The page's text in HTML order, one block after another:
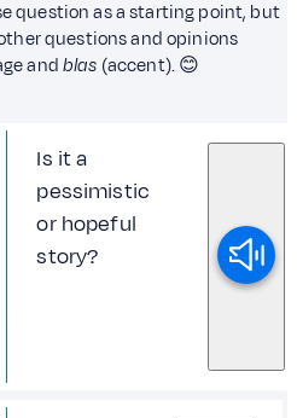
question as a starting point, but
questions and opinions
andblas (accent). 😊
Is it a
pessimistic
or hopeful
story?